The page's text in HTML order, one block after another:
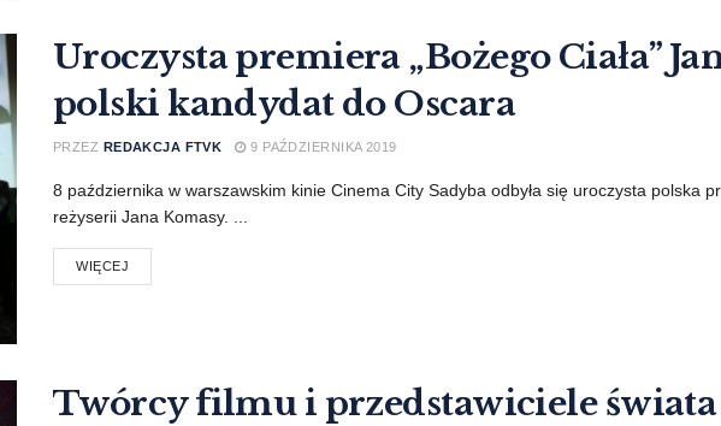
Uroczysta premiera „Bożego Ciała”
polski kandydat do Oscara
PRZEZ REDAKCJA FTVK 9 PAŹDZIERNIKA 2019
8 października w warszawskim kinie Cinema City Sadyba odbyła się uroczysta polska
reżyserii Jana Komasy. ...
WIĘCEJ
Twórcy filmu i przedstawiciele